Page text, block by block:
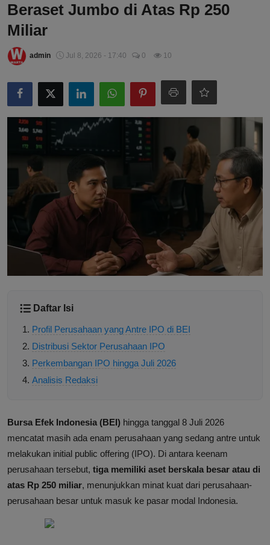
Beraset Jumbo di Atas Rp 250
Miliar
admin Jul 8, 2026 - 17:40 0 10
Daftar Isi
Profil Perusahaan yang Antre IPO di BEI
Distribusi Sektor Perusahaan IPO
Perkembangan IPO hingga Juli 2026
Analisis Redaksi
Bursa Efek Indonesia (BEI) hingga tanggal 8 Juli 2026
mencatat masih ada enam perusahaan yang sedang antre untuk
melakukan initial public offering (IPO). Di antara keenam
perusahaan tersebut, tiga memiliki aset berskala besar atau di
atas Rp 250 miliar, menunjukkan minat kuat dari perusahaan-
perusahaan besar untuk masuk ke pasar modal Indonesia.